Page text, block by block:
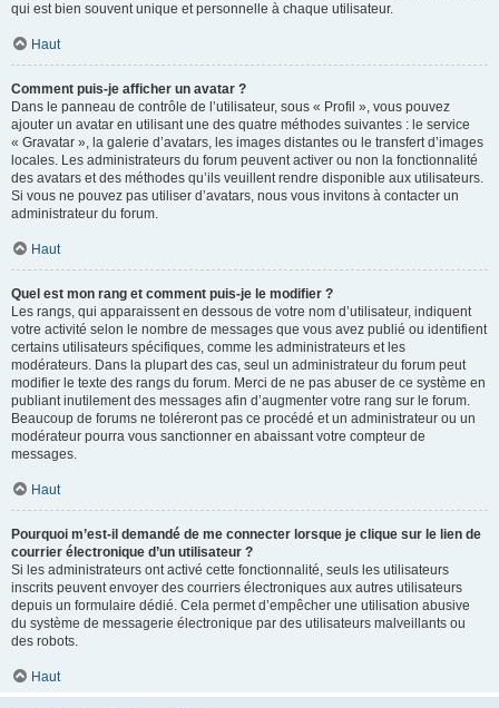
qui est bien souvent unique et personnelle à chaque utilisateur.
Haut
Comment puis-je afficher un avatar ?
Dans le panneau de contrôle de l’utilisateur, sous « Profil », vous pouvez
ajouter un avatar en utilisant une des quatre méthodes suivantes : le service
« Gravatar », la galerie d’avatars, les images distantes ou le transfert d’images
locales. Les administrateurs du forum peuvent activer ou non la fonctionnalité
des avatars et des méthodes qu’ils veuillent rendre disponible aux utilisateurs.
Si vous ne pouvez pas utiliser d’avatars, nous vous invitons à contacter un
administrateur du forum.
Haut
Quel est mon rang et comment puis-je le modifier ?
Les rangs, qui apparaissent en dessous de votre nom d’utilisateur, indiquent
votre activité selon le nombre de messages que vous avez publié ou identifient
certains utilisateurs spécifiques, comme les administrateurs et les
modérateurs. Dans la plupart des cas, seul un administrateur du forum peut
modifier le texte des rangs du forum. Merci de ne pas abuser de ce système en
publiant inutilement des messages afin d’augmenter votre rang sur le forum.
Beaucoup de forums ne toléreront pas ce procédé et un administrateur ou un
modérateur pourra vous sanctionner en abaissant votre compteur de
messages.
Haut
Pourquoi m’est-il demandé de me connecter lorsque je clique sur le lien de
courrier électronique d’un utilisateur ?
Si les administrateurs ont activé cette fonctionnalité, seuls les utilisateurs
inscrits peuvent envoyer des courriers électroniques aux autres utilisateurs
depuis un formulaire dédié. Cela permet d’empêcher une utilisation abusive
du système de messagerie électronique par des utilisateurs malveillants ou
des robots.
Haut